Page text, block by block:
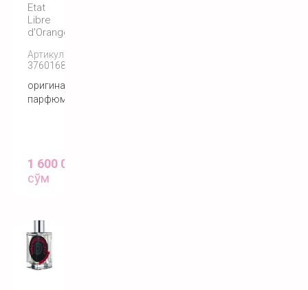
Etat
Libre
d'Orange
Артикул:
3760168592362
оригинальный
парфюм
1 600 000
сўм